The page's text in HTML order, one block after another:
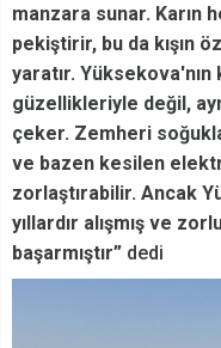
manzara sunar. Karın
pekiştirir, bu da kışın
yaratır. Yüksekova'nın
güzellikleriyle değil,
çeker. Zemheri
ve bazen kesilen
zorlaştırabilir. Ancak
yıllardır alışmış ve
başarmıştır” dedi